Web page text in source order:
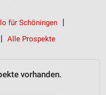
für Schöningen
Alle Prospekte
vorhanden.